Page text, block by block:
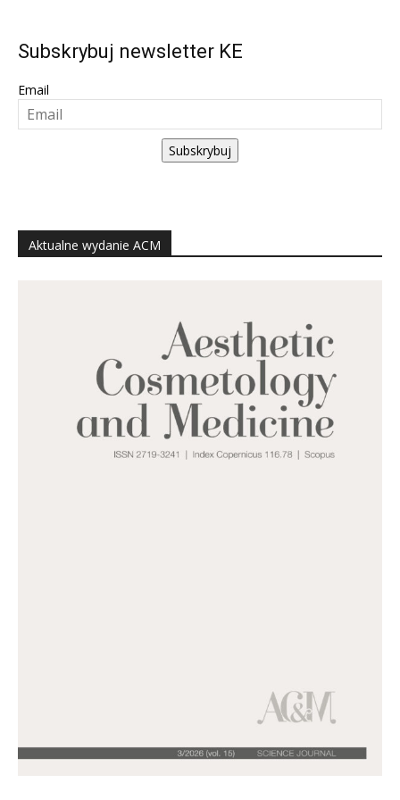
Subskrybuj newsletter KE
Email
Subskrybuj
Aktualne wydanie ACM